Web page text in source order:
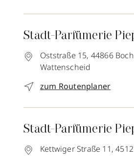
Stadt-Parfümerie
Oststraße 15, 44866
Wattenscheid
zum Routenplaner
Stadt-Parfümerie
Kettwiger Straße 11,